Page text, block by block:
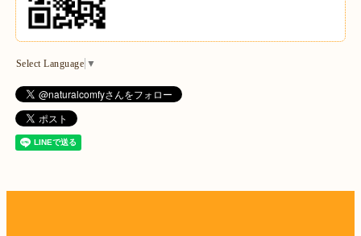
Select Language ▼